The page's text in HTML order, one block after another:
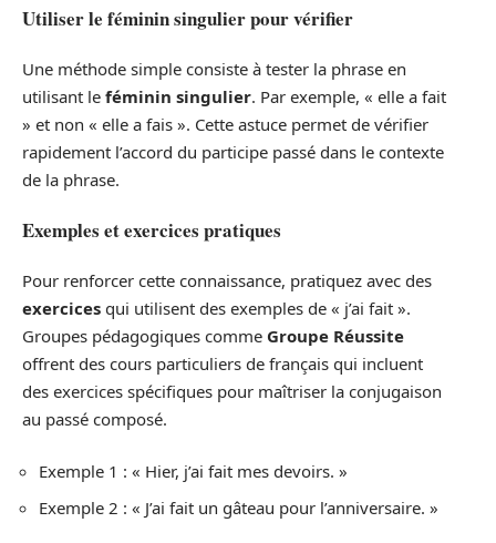
Utiliser le féminin singulier pour vérifier
Une méthode simple consiste à tester la phrase en
utilisant le féminin singulier. Par exemple, « elle a fait
» et non « elle a fais ». Cette astuce permet de vérifier
rapidement l’accord du participe passé dans le contexte
de la phrase.
Exemples et exercices pratiques
Pour renforcer cette connaissance, pratiquez avec des
exercices qui utilisent des exemples de « j’ai fait ».
Groupes pédagogiques comme Groupe Réussite
offrent des cours particuliers de français qui incluent
des exercices spécifiques pour maîtriser la conjugaison
au passé composé.
Exemple 1 : « Hier, j’ai fait mes devoirs. »
Exemple 2 : « J’ai fait un gâteau pour l’anniversaire. »